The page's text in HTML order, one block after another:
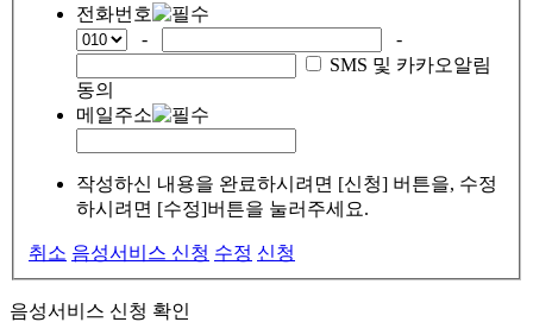
전화번호
-
-
SMS 및 카카오알림
동의
메일주소
작성하신 내용을 완료하시려면 [신청] 버튼을, 수정
하시려면 [수정]버튼을 눌러주세요.
취소 음성서비스 신청 수정 신청
음성서비스 신청 확인